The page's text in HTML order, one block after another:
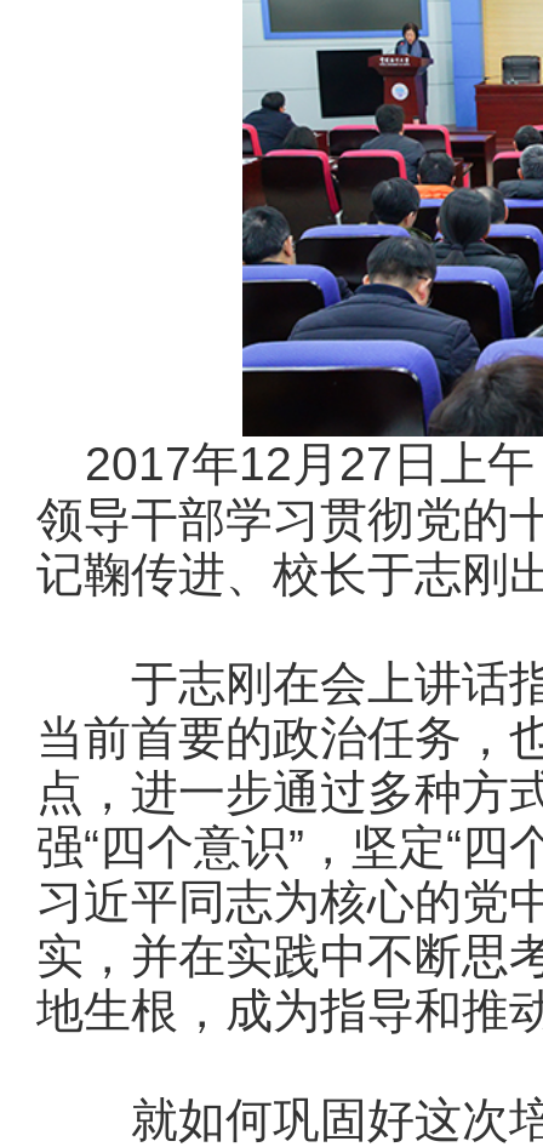
2017年12月27日上
领导干部学习贯彻党的
记鞠传进、校长于志刚
于志刚在会上讲话指
当前首要的政治任务，
点，进一步通过多种方
强“四个意识”，坚定“
习近平同志为核心的党
实，并在实践中不断思
地生根，成为指导和推
就如何巩固好这次培